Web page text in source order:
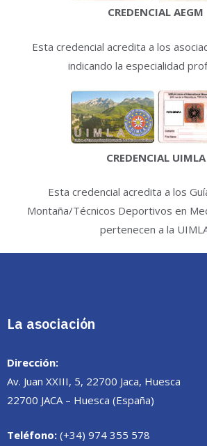
CREDENCIAL AEGM
Esta credencial acredita a los
indicando la especialidad
CREDENCIAL UIMLA
Esta credencial acredita a los
Montaña/Técnicos Deportivos en
pertenecen a la
La asociación
Dirección:
Av. Juan XXIII, 5, 22700 Jaca, Huesca
22700 JACA – Huesca (España)
Teléfono: (+34) 974 355 578